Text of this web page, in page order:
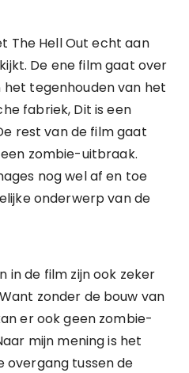
The Hell Out echt aan
De ene film gaat over
tegenhouden van het
fabriek, Dit is een
rest van de film gaat
zombie-uitbraak.
nog wel af en toe
onderwerp van de
in de film zijn ook zeker
zonder de bouw van
er ook geen zombie-
mijn mening is het
tussen de